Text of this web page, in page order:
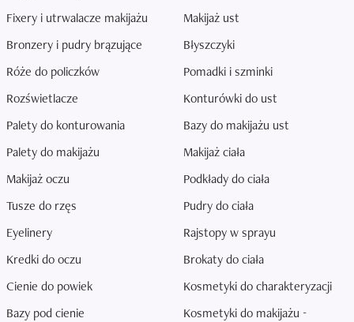
Fixery i utrwalacze makijażu
Bronzery i pudry brązujące
Róże do policzków
Rozświetlacze
Palety do konturowania
Palety do makijażu
Makijaż oczu
Tusze do rzęs
Eyelinery
Kredki do oczu
Cienie do powiek
Bazy pod cienie
Makijaż ust
Błyszczyki
Pomadki i szminki
Konturówki do ust
Bazy do makijażu ust
Makijaż ciała
Podkłady do ciała
Pudry do ciała
Rajstopy w sprayu
Brokaty do ciała
Kosmetyki do charakteryzacji
Kosmetyki do makijażu -